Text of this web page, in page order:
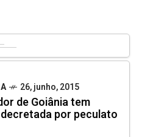
26, junho, 2015
de Goiânia tem
por peculato